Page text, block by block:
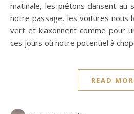
matinale, les piétons dansent au
notre passage, les voitures nous
vert et klaxonnent comme pour
ces jours où notre potentiel à
READ